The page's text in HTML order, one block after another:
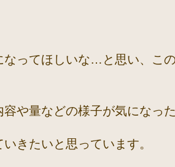
ってほしいな…と思い、こ
や量などの様子が気になっ
きたいと思っています。